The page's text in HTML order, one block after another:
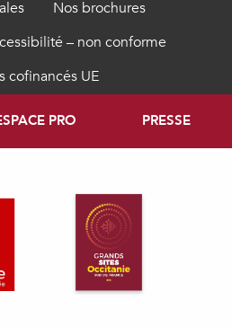
Nos brochures
– non conforme
cofinancés UE
PRO PRESSE